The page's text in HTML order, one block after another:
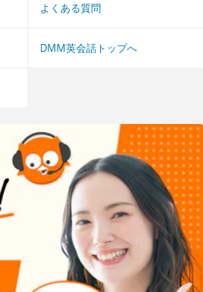
よくある質問
DMM英会話トップへ